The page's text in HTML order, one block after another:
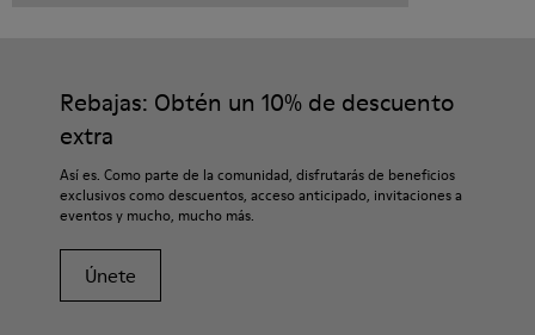
Rebajas: Obtén un 10% de descuento
extra
Así es. Como parte de la comunidad, disfrutarás de beneficios
exclusivos como descuentos, acceso anticipado, invitaciones a
eventos y mucho, mucho más.
Únete